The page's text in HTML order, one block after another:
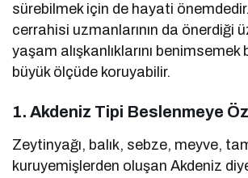
sürebilmek için de hayati
cerrahisi uzmanlarının da önerdiği
yaşam alışkanlıklarını benimsemek
büyük ölçüde koruyabilir.
1. Akdeniz Tipi Beslenmeye
Zeytinyağı, balık, sebze, meyve,
kuruyemişlerden oluşan Akdeniz